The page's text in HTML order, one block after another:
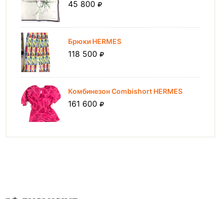
45 800
Брюки HERMES
118 500
Комбинезон Combishort HERMES
161 600